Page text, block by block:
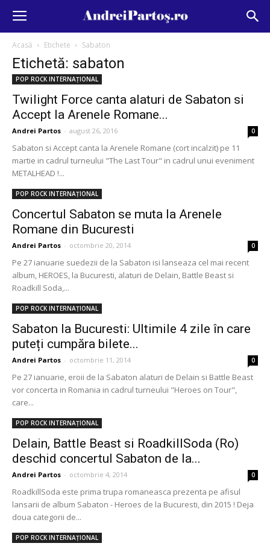
Acasă Etichete Sabaton
Etichetă: sabaton
POP ROCK INTERNAȚIONAL
Twilight Force canta alaturi de Sabaton si
Accept la Arenele Romane...
Andrei Partos - august 26, 2016 0
Sabaton si Accept canta la Arenele Romane (cort incalzit) pe 11
martie in cadrul turneului "The Last Tour" in cadrul unui eveniment
METALHEAD !...
POP ROCK INTERNAȚIONAL
Concertul Sabaton se muta la Arenele
Romane din Bucuresti
Andrei Partos - octombrie 20, 2014 0
Pe 27 ianuarie suedezii de la Sabaton isi lanseaza cel mai recent
album, HEROES, la Bucuresti, alaturi de Delain, Battle Beast si
Roadkill Soda,...
POP ROCK INTERNAȚIONAL
Sabaton la Bucuresti: Ultimile 4 zile în care
puteți cumpăra bilete...
Andrei Partos - octombrie 11, 2014 0
Pe 27 ianuarie, eroii de la Sabaton alaturi de Delain si Battle Beast
vor concerta in Romania in cadrul turneului "Heroes on Tour",
care...
POP ROCK INTERNAȚIONAL
Delain, Battle Beast si RoadkillSoda (Ro)
deschid concertul Sabaton de la...
Andrei Partos - octombrie 4, 2014 0
RoadkillSoda este prima trupa romaneasca prezenta pe afisul
lansarii de album Sabaton - Heroes de la Bucuresti, din 2015 ! Deja
doua categorii de...
POP ROCK INTERNAȚIONAL